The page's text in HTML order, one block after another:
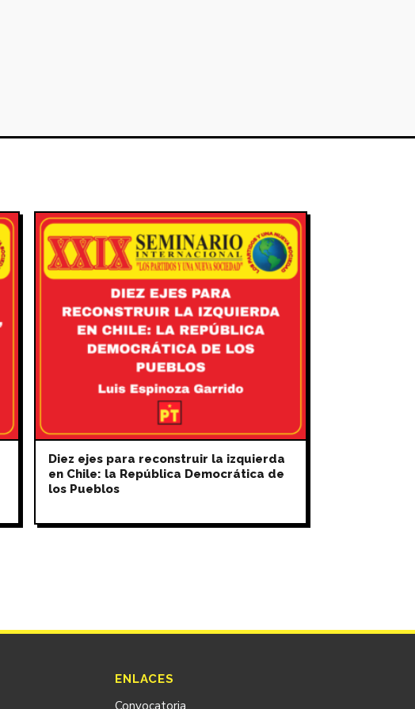
Diez ejes para reconstruir la izquierda
en Chile: la República Democrática de
los Pueblos
ENLACES
Convocatoria